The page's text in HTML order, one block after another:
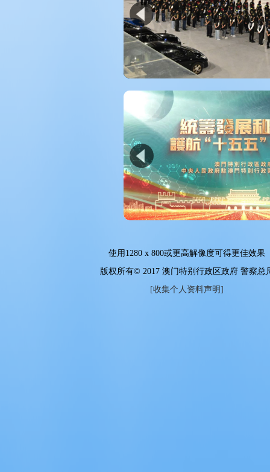
使用 1280 x 800或更高解像度可得更佳效果
版权所有© 2017 澳门特别行政区政府 警察总
[收集个人资料声明]